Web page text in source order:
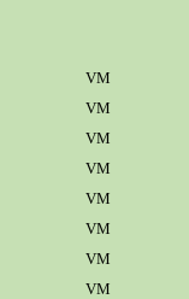
VM
VM
VM
VM
VM
VM
VM
VM